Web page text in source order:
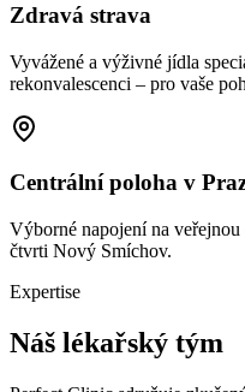
Zdravá strava
Vyvážené a výživné jídla
rekonvalescenci – pro vaše
Centrální poloha v
Výborné napojení na
čtvrti Nový Smíchov.
Expertise
Náš lékařský tým